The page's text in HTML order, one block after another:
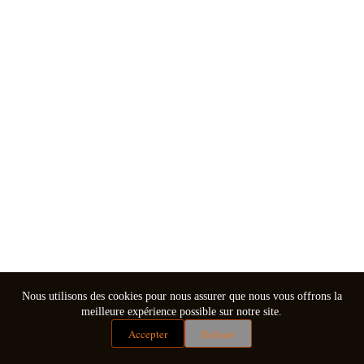
Nous utilisons des cookies pour nous assurer que nous vous offrons la
meilleure expérience possible sur notre site.
Accepter Refuser
Mentions légales
Conditions générales de vente